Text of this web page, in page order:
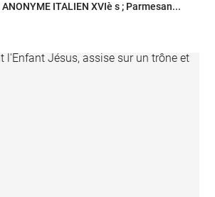
MORO Battista del ; ANONYME ITALIEN XVIè s ; Parmesan...